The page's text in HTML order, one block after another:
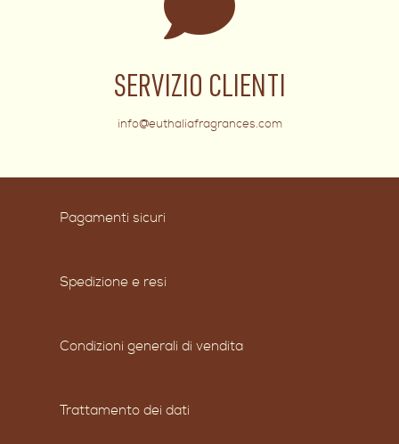
SERVIZIO CLIENTI
info@euthaliafragrances.com
Pagamenti sicuri
Spedizione e resi
Condizioni generali di vendita
Trattamento dei dati